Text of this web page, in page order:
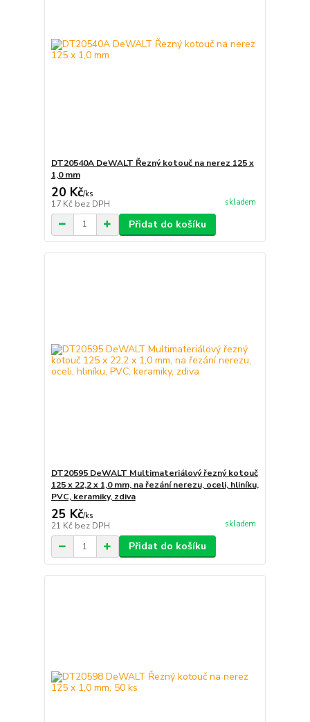
DT20540A DeWALT Řezný kotouč na nerez 125 x
1,0 mm
20 Kč/ks
17 Kč bez DPH skladem
Přidat do košíku
DT20595 DeWALT Multimateriálový řezný kotouč
125 x 22,2 x 1,0 mm, na řezání nerezu, oceli, hliníku,
PVC, keramiky, zdiva
25 Kč/ks
21 Kč bez DPH skladem
Přidat do košíku